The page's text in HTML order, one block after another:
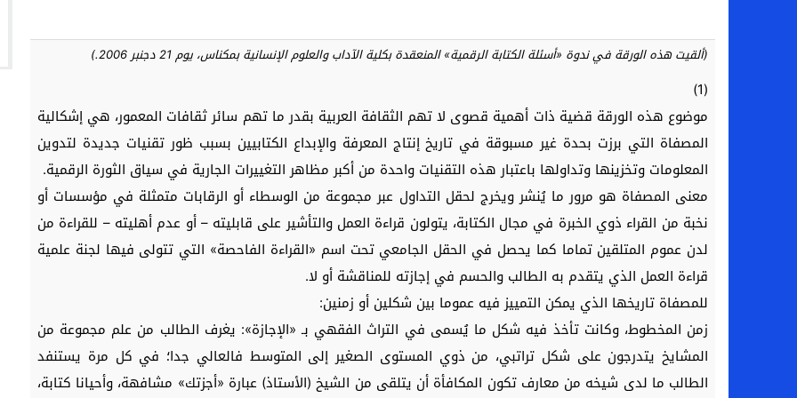
(ألقيت هذه الورقة في ندوة «أسئلة الكتابة الرقمية» المنعقدة بكلية الآداب والعلوم الإنسانية بمكناس، يوم 21 دجنبر 2006.)
(1)
موضوع هذه الورقة قضية ذات أهمية قصوى لا تهم الثقافة العربية بقدر ما تهم سائر ثقافات المعمور، هي إشكالية
المصفاة التي برزت بحدة غير مسبوقة في تاريخ إنتاج المعرفة والإبداع الكتابيين بسبب ظور تقنيات جديدة لتدوين
المعلومات وتخزينها وتداولها باعتبار هذه التقنيات واحدة من أكبر مظاهر التغييرات الجارية في سياق الثورة الرقمية.
معنى المصفاة هو مرور ما يُنشر ويخرج لحقل التداول عبر مجموعة من الوسطاء أو الرقابات متمثلة في مؤسسات أو
نخبة من القراء ذوي الخبرة في مجال الكتابة، يتولون قراءة العمل والتأشير على قابليته – أو عدم أهليته – للقراءة من
لدن عموم المتلقين تماما كما يحصل في الحقل الجامعي تحت اسم «القراءة الفاحصة» التي تتولى فيها لجنة علمية
قراءة العمل الذي يتقدم به الطالب والحسم في إجازته للمناقشة أو لا.
للمصفاة تاريخها الذي يمكن التمييز فيه عموما بين شكلين أو زمنين:
زمن المخطوط، وكانت تأخذ فيه شكل ما يُسمى في التراث الفقهي بـ «الإجازة»: يغرف الطالب من علم مجموعة من
المشايخ يتدرجون على شكل تراتبي، من ذوي المستوى الصغير إلى المتوسط فالعالي جدا؛ في كل مرة يستنفد
الطالب ما لدى شيخه من معارف تكون المكافأة أن يتلقى من الشيخ (الأستاذ) عبارة «أجزتك» مشافهة، وأحيانا كتابة،